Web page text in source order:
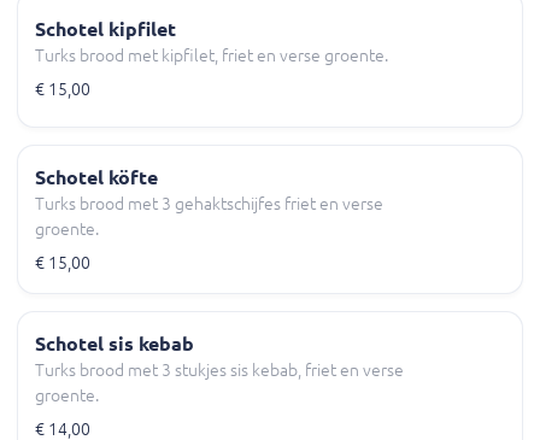
Schotel kipfilet
Turks brood met kipfilet, friet en verse groente.
€ 15,00
Schotel köfte
Turks brood met 3 gehaktschijfes friet en verse
groente.
€ 15,00
Schotel sis kebab
Turks brood met 3 stukjes sis kebab, friet en verse
groente.
€ 14,00